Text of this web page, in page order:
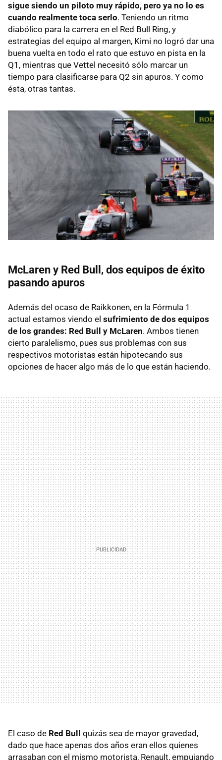
sigue siendo un piloto muy rápido, pero ya no lo es
cuando realmente toca serlo. Teniendo un ritmo
diabólico para la carrera en el Red Bull Ring, y
estrategias del equipo al margen, Kimi no logró dar una
buena vuelta en todo el rato que estuvo en pista en la
Q1, mientras que Vettel necesitó sólo marcar un
tiempo para clasificarse para Q2 sin apuros. Y como
ésta, otras tantas.
McLaren y Red Bull, dos equipos de éxito
pasando apuros
Además del ocaso de Raikkonen, en la Fórmula 1
actual estamos viendo el sufrimiento de dos equipos
de los grandes: Red Bull y McLaren. Ambos tienen
cierto paralelismo, pues sus problemas con sus
respectivos motoristas están hipotecando sus
opciones de hacer algo más de lo que están haciendo.
El caso de Red Bull quizás sea de mayor gravedad,
dado que hace apenas dos años eran ellos quienes
arrasaban con el mismo motorista, Renault, empujando